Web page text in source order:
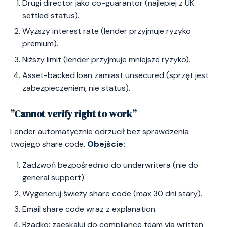
Drugi director jako co-guarantor (najlepiej z UK
settled status).
Wyższy interest rate (lender przyjmuje ryzyko
premium).
Niższy limit (lender przyjmuje mniejsze ryzyko).
Asset-backed loan zamiast unsecured (sprzęt jest
zabezpieczeniem, nie status).
”Cannot verify right to work”
Lender automatycznie odrzucił bez sprawdzenia
twojego share code. Obejście:
Zadzwoń bezpośrednio do underwritera (nie do
general support).
Wygeneruj świeży share code (max 30 dni stary).
Email share code wraz z explanation.